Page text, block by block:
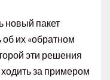
новый пакет
об их «обратном
эти решения
за примером